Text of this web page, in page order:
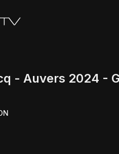
- Auvers 2024 -